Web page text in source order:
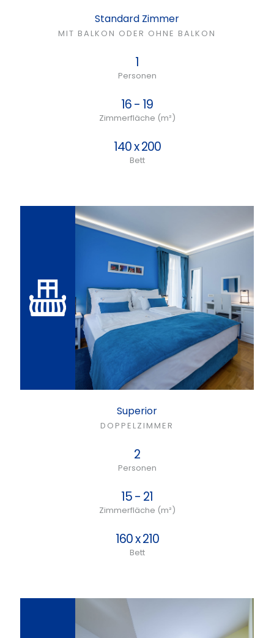
Standard Zimmer
MIT BALKON ODER OHNE BALKON
1
Personen
16 - 19
Zimmerfläche (m²)
140 x 200
Bett
Superior
DOPPELZIMMER
2
Personen
15 - 21
Zimmerfläche (m²)
160 x 210
Bett